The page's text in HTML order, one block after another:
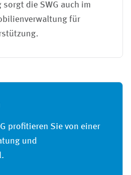
die SWG auch im
für
profitieren Sie von einer
und